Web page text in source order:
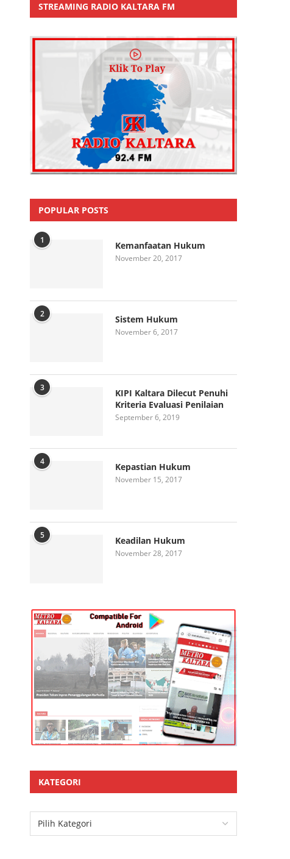
STREAMING RADIO KALTARA FM
POPULAR POSTS
1 Kemanfaatan Hukum
November 20, 2017
2 Sistem Hukum
November 6, 2017
3
KIPI Kaltara Dilecut Penuhi
Kriteria Evaluasi Penilaian
September 6, 2019
4 Kepastian Hukum
November 15, 2017
5 Keadilan Hukum
November 28, 2017
KATEGORI